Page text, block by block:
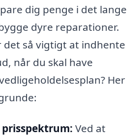
dig penge i det lange
dyre reparationer.
det så vigtigt at indhente
når du skal have
Her
prisspektrum: Ved at